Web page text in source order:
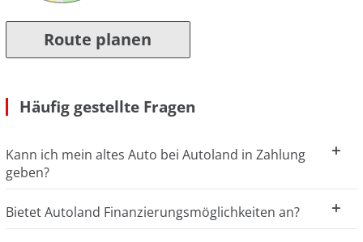
Route planen
Häufig gestellte Fragen
Kann ich mein altes Auto bei Autoland in Zahlung
geben?
Bietet Autoland Finanzierungsmöglichkeiten an?